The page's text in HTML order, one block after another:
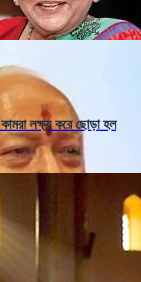
লক্ষ্য করে ছোড়া হল